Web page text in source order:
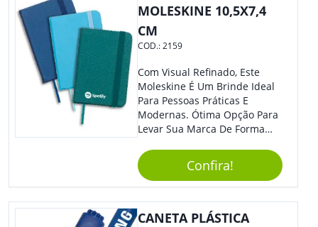
MOLESKINE 10,5X7,4
CM
COD.:2159
Com Visual Refinado, Este
Moleskine É Um Brinde Ideal
Para Pessoas Práticas E
Modernas. Ótima Opção Para
Levar Sua Marca De Forma
Sua Empresa Em Eventos,
Reuniões Corporativas Ou Até
Mesmo Para Presentear
Colaboradores E Parceiros De
Sua Empresa.
Confira!
CANETA PLÁSTICA